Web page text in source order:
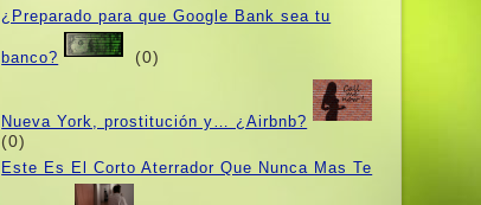
¿Preparado para que Google Bank sea tu
banco? (0)
Nueva York, prostitución y… ¿Airbnb?
(0)
Este Es El Corto Aterrador Que Nunca Mas Te